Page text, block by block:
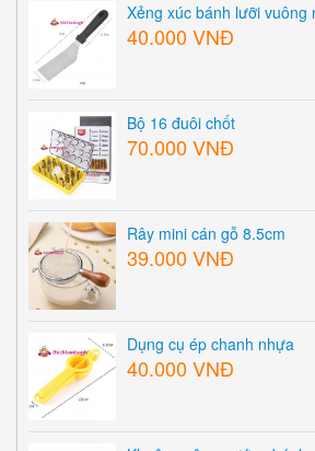
Xẻng xúc bánh lưỡi vuông
40.000 VNĐ
Bộ 16 đuôi chốt
70.000 VNĐ
Rây mini cán gỗ 8.5cm
39.000 VNĐ
Dụng cụ ép chanh nhựa
40.000 VNĐ